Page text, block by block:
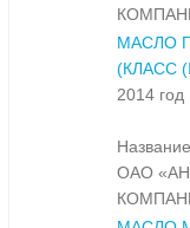
МАСЛО
(КЛАСС
2014 год
ОАО